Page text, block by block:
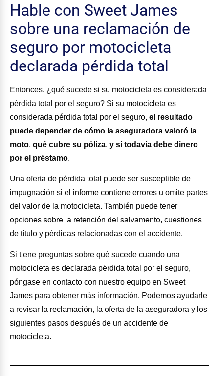
Hable con Sweet James
sobre una reclamación de
seguro por motocicleta
declarada pérdida total
Entonces, ¿qué sucede si su motocicleta es considerada
pérdida total por el seguro? Si su motocicleta es
considerada pérdida total por el seguro, el resultado
puede depender de cómo la aseguradora valoró la
moto, qué cubre su póliza, y si todavía debe dinero
por el préstamo.
Una oferta de pérdida total puede ser susceptible de
impugnación si el informe contiene errores u omite partes
del valor de la motocicleta. También puede tener
opciones sobre la retención del salvamento, cuestiones
de título y pérdidas relacionadas con el accidente.
Si tiene preguntas sobre qué sucede cuando una
motocicleta es declarada pérdida total por el seguro,
póngase en contacto con nuestro equipo en Sweet
James para obtener más información. Podemos ayudarle
a revisar la reclamación, la oferta de la aseguradora y los
siguientes pasos después de un accidente de
motocicleta.